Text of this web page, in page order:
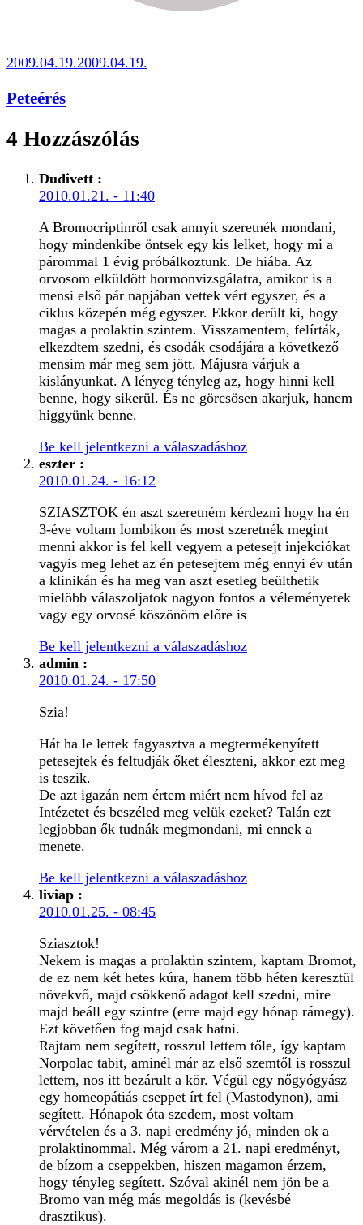
2009.04.19.2009.04.19.
Peteérés
4 Hozzászólás
Dudivett :
2010.01.21. - 11:40
A Bromocriptinről csak annyit szeretnék mondani,
hogy mindenkibe öntsek egy kis lelket, hogy mi a
párommal 1 évig próbálkoztunk. De hiába. Az
orvosom elküldött hormonvizsgálatra, amikor is a
mensi első pár napjában vettek vért egyszer, és a
ciklus közepén még egyszer. Ekkor derült ki, hogy
magas a prolaktin szintem. Visszamentem, felírták,
elkezdtem szedni, és csodák csodájára a következő
mensim már meg sem jött. Májusra várjuk a
kislányunkat. A lényeg tényleg az, hogy hinni kell
benne, hogy sikerül. És ne görcsösen akarjuk, hanem
higgyünk benne.
Be kell jelentkezni a válaszadáshoz
eszter :
2010.01.24. - 16:12
SZIASZTOK én aszt szeretném kérdezni hogy ha én
3-éve voltam lombikon és most szeretnék megint
menni akkor is fel kell vegyem a petesejt injekciókat
vagyis meg lehet az én petesejtem még ennyi év után
a klinikán és ha meg van aszt esetleg beülthetik
mielöbb válaszoljatok nagyon fontos a véleményetek
vagy egy orvosé köszönöm előre is
Be kell jelentkezni a válaszadáshoz
admin :
2010.01.24. - 17:50
Szia!
Hát ha le lettek fagyasztva a megtermékenyített
petesejtek és feltudják őket éleszteni, akkor ezt meg
is teszik.
De azt igazán nem értem miért nem hívod fel az
Intézetet és beszéled meg velük ezeket? Talán ezt
legjobban ők tudnák megmondani, mi ennek a
menete.
Be kell jelentkezni a válaszadáshoz
liviap :
2010.01.25. - 08:45
Sziasztok!
Nekem is magas a prolaktin szintem, kaptam Bromot,
de ez nem két hetes kúra, hanem több héten keresztül
növekvő, majd csökkenő adagot kell szedni, mire
majd beáll egy szintre (erre majd egy hónap rámegy).
Ezt követően fog majd csak hatni.
Rajtam nem segített, rosszul lettem tőle, így kaptam
Norpolac tabit, aminél már az első szemtől is rosszul
lettem, nos itt bezárult a kör. Végül egy nőgyógyász
egy homeopátiás cseppet írt fel (Mastodynon), ami
segített. Hónapok óta szedem, most voltam
vérvételen és a 3. napi eredmény jó, minden ok a
prolaktinommal. Még várom a 21. napi eredményt,
de bízom a cseppekben, hiszen magamon érzem,
hogy tényleg segített. Szóval akinél nem jön be a
Bromo van még más megoldás is (kevésbé
drasztikus).